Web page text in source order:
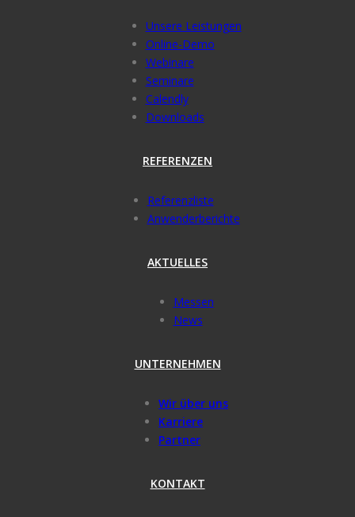
Unsere Leistungen
Online-Demo
Webinare
Seminare
Calendly
Downloads
REFERENZEN
Referenzliste
Anwenderberichte
AKTUELLES
Messen
News
UNTERNEHMEN
Wir über uns
Karriere
Partner
KONTAKT